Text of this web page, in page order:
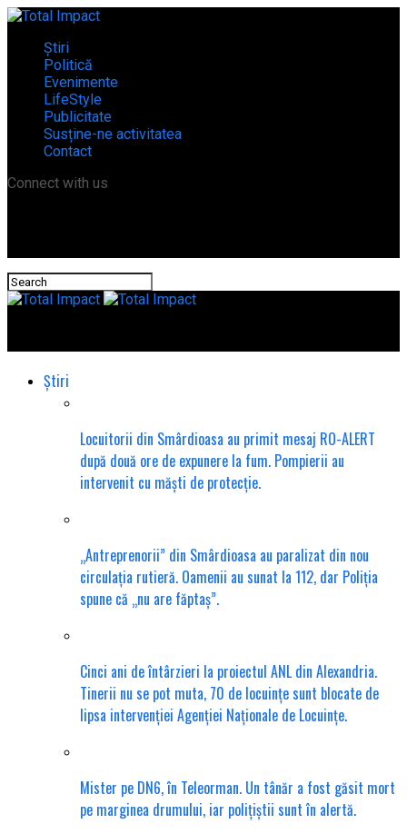
Știri
Politică
Evenimente
LifeStyle
Publicitate
Susține-ne activitatea
Contact
Connect with us
Știri
Locuitorii din Smârdioasa au primit mesaj RO-ALERT
după două ore de expunere la fum. Pompierii au
intervenit cu măști de protecție.
„Antreprenorii” din Smârdioasa au paralizat din nou
circulația rutieră. Oamenii au sunat la 112, dar Poliția
spune că „nu are făptaș”.
Cinci ani de întârzieri la proiectul ANL din Alexandria.
Tinerii nu se pot muta, 70 de locuințe sunt blocate de
lipsa intervenției Agenției Naționale de Locuințe.
Mister pe DN6, în Teleorman. Un tânăr a fost găsit mort
pe marginea drumului, iar polițiștii sunt în alertă.